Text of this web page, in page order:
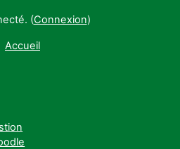
(Connexion)
Accueil